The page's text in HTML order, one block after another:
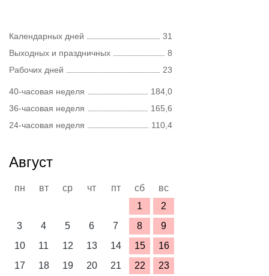
Календарных дней
31
Выходных и праздничных
8
Рабочих дней
23
40-часовая неделя
184,0
36-часовая неделя
165,6
24-часовая неделя
110,4
Август
пн вт ср чт пт сб
вс
1
2
3
4 5 6 7 8
9
10
11 12 13 14 15
16
17
18 19 20 21 22
23